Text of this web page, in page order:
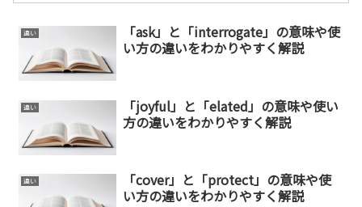
違い
「ask」と「interrogate」の意味や使
い方の違いをわかりやすく解説
違い
「joyful」と「elated」の意味や使い
方の違いをわかりやすく解説
違い
「cover」と「protect」の意味や使
い方の違いをわかりやすく解説